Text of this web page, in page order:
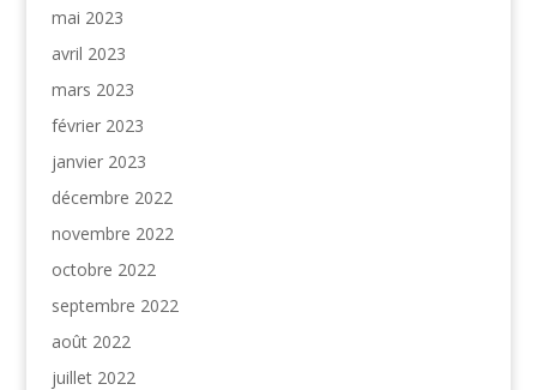
mai 2023
avril 2023
mars 2023
février 2023
janvier 2023
décembre 2022
novembre 2022
octobre 2022
septembre 2022
août 2022
juillet 2022